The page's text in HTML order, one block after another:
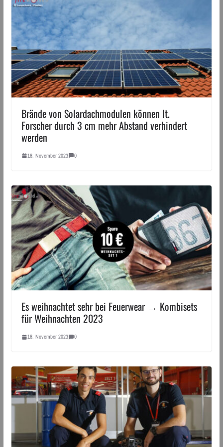
Brände von Solardachmodulen können lt.
Forscher durch 3 cm mehr Abstand verhindert
werden
18. November 2023 0
Es weihnachtet sehr bei Feuerwear → Kombisets
für Weihnachten 2023
18. November 2023 0